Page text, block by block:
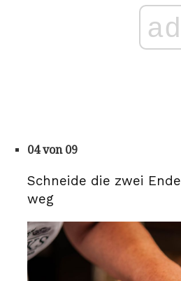
ad
04 von 09
Schneide die zwei
weg